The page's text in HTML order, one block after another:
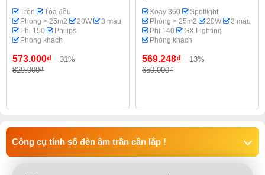
Tròn
Tỏa đều
Phòng > 25m2
20W
3 màu
Phi 150
Philips
Phòng khách
573.000₫
-31%
829.000₫
Xoay 360
Spotlight
Phòng > 25m2
20W
3 màu
Phi 140
GX Lighting
Phòng khách
569.248₫
-13%
650.000₫
Công cụ tính số đèn âm trần cần lắp !